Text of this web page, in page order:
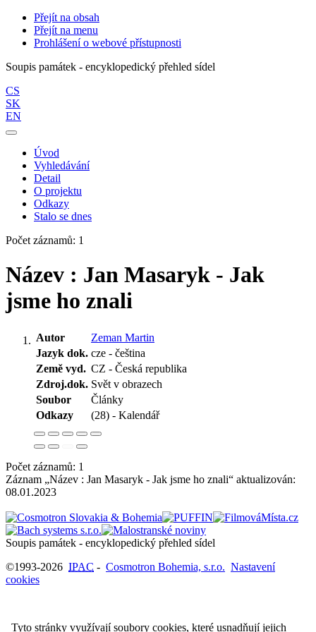
Přejít na obsah
Přejít na menu
Prohlášení o webové přístupnosti
Soupis památek - encyklopedický přehled sídel
CS
SK
EN
Úvod
Vyhledávání
Detail
O projektu
Odkazy
Stalo se dnes
Počet záznamů: 1
Název : Jan Masaryk - Jak
jsme ho znali
Autor
Zeman Martin
Jazyk dok. cze - čeština
Země vyd. CZ - Česká republika
Zdroj.dok. Svět v obrazech
Soubor
Články
Odkazy
(28) - Kalendář
Počet záznamů: 1
Záznam „Název : Jan Masaryk - Jak jsme ho znali“ aktualizován:
08.01.2023
Soupis památek - encyklopedický přehled sídel
©1993-2026 IPAC - Cosmotron Bohemia, s.r.o. Nastavení
cookies
Tyto stránky využívají soubory cookies, které usnadňují jejich